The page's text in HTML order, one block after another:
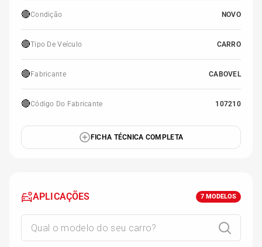
🔴Condição NOVO
🔴Tipo De Veículo CARRO
🔴 Fabricante CABOVEL
🔴Código Do Fabricante 107210
FICHA TÉCNICA COMPLETA
APLICAÇÕES 7 MODELOS